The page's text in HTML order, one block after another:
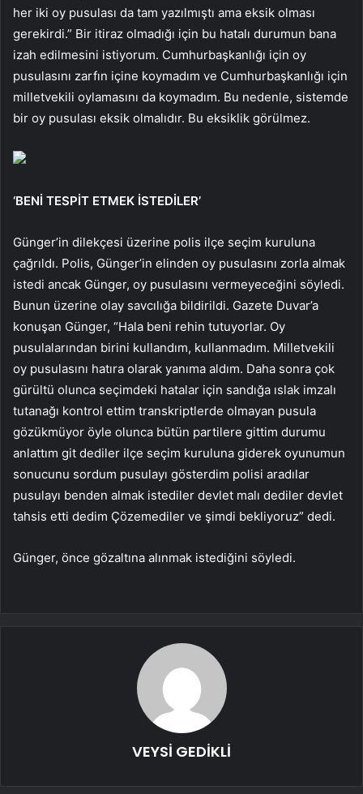
her iki oy pusulası da tam yazılmıştı ama eksik olması
gerekirdi.” Bir itiraz olmadığı için bu hatalı durumun bana
izah edilmesini istiyorum. Cumhurbaşkanlığı için oy
pusulasını zarfın içine koymadım ve Cumhurbaşkanlığı için
milletvekili oylamasını da koymadım. Bu nedenle, sistemde
bir oy pusulası eksik olmalıdır. Bu eksiklik görülmez.
‘BENİ TESPİT ETMEK İSTEDİLER’
Günger’in dilekçesi üzerine polis ilçe seçim kuruluna
çağrıldı. Polis, Günger’in elinden oy pusulasını zorla almak
istedi ancak Günger, oy pusulasını vermeyeceğini söyledi.
Bunun üzerine olay savcılığa bildirildi. Gazete Duvar’a
konuşan Günger, “Hala beni rehin tutuyorlar. Oy
pusulalarından birini kullandım, kullanmadım. Milletvekili
oy pusulasını hatıra olarak yanıma aldım. Daha sonra çok
gürültü olunca seçimdeki hatalar için sandığa ıslak imzalı
tutanağı kontrol ettim transkriptlerde olmayan pusula
gözükmüyor öyle olunca bütün partilere gittim durumu
anlattım git dediler ilçe seçim kuruluna giderek oyunumun
sonucunu sordum pusulayı gösterdim polisi aradılar
pusulayı benden almak istediler devlet malı dediler devlet
tahsis etti dedim Çözemediler ve şimdi bekliyoruz” dedi.
Günger, önce gözaltına alınmak istediğini söyledi.
VEYSİ GEDİKLİ